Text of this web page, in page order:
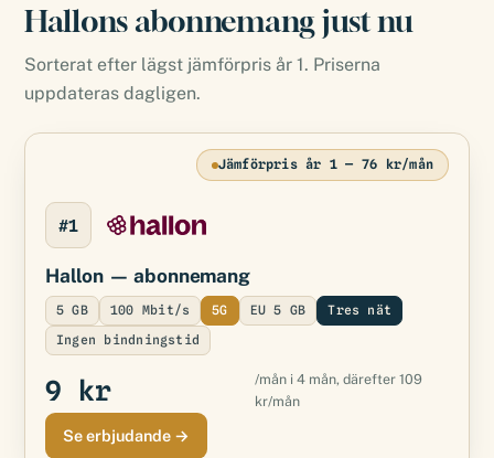
Hallons abonnemang just nu
Sorterat efter lägst jämförpris år 1. Priserna
uppdateras dagligen.
Jämförpris år 1 — 76 kr/mån
#1
Hallon— abonnemang
5 GB 100 Mbit/s 5G EU 5 GB
Tres nät
Ingen bindningstid
9 kr
/mån i 4 mån, därefter 109
kr/mån
Se erbjudande →